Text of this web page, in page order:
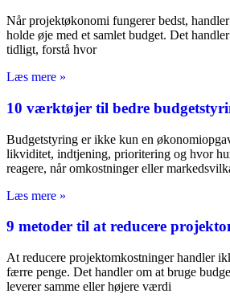
Når projektøkonomi fungerer bedst,
holde øje med et samlet budget. Det
tidligt, forstå hvor
Læs mere »
10 værktøjer til bedre
Budgetstyring er ikke kun en
likviditet, indtjening, prioritering og hvor
reagere, når omkostninger eller
Læs mere »
9 metoder til at reducere
At reducere projektomkostninger handler
færre penge. Det handler om at bruge
leverer samme eller højere værdi